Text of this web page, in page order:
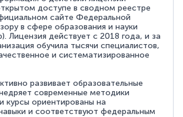
доступе в сводном реестре
сайте Федеральной
в сфере образования и науки
Лицензия действует с 2018 года, и за
обучила тысячи специалистов,
и систематизированное
развивает образовательные
современные методики
курсы ориентированы на
и соответствуют федеральным